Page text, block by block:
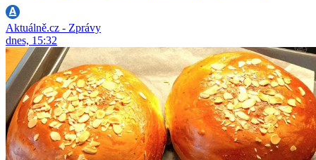
Aktuálně.cz - Zprávy
dnes, 15:32